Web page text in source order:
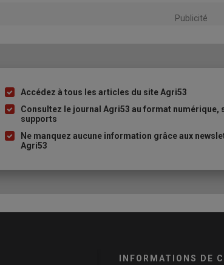
Publicité
Liste
à
puce
Accédez à tous les articles du site Agri53
Consultez le journal Agri53 au format numérique,
supports
Ne manquez aucune information grâce aux
Agri53
INFORMATIONS DE